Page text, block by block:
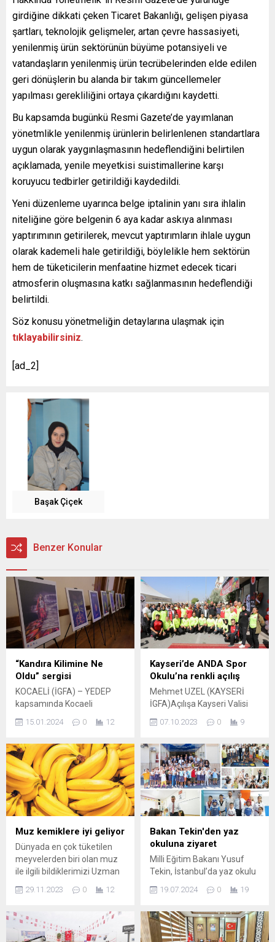
girdiğine dikkati çeken Ticaret Bakanlığı, gelişen piyasa
şartları, teknolojik gelişmeler, artan çevre hassasiyeti,
yenilenmiş ürün sektörünün büyüme potansiyeli ve
vatandaşların yenilenmiş ürün tecrübelerinden elde edilen
geri dönüşlerin bu alanda bir takım güncellemeler
yapılması gerekliliğini ortaya çıkardığını kaydetti.
Bu kapsamda bugünkü Resmi Gazete’de yayımlanan
yönetmlikle yenilenmiş ürünlerin belirlenlenen standartlara
uygun olarak yaygınlaşmasının hedeflendiğini belirtilen
açıklamada, yenile meyetkisi suistimallerine karşı
koruyucu tedbirler getirildiği kaydedildi.
Yeni düzenleme uyarınca belge iptalinin yanı sıra ihlalin
niteliğine göre belgenin 6 aya kadar askıya alınması
yaptırımının getirilerek, mevcut yaptırımların ihlale uygun
olarak kademeli hale getirildiği, böylelikle hem sektörün
hem de tüketicilerin menfaatine hizmet edecek ticari
atmosferin oluşmasına katkı sağlanmasının hedeflendiği
belirtildi.
Söz konusu yönetmeliğin detaylarına ulaşmak için
tıklayabilirsiniz.
[ad_2]
Başak Çiçek
Benzer Konular
“Kandıra Kilimine Ne
Oldu” sergisi
KOCAELİ (İGFA) – YEDEP
kapsamında Kocaeli
Derneği tarafından hayata
Oldu” projesi başarıyla
tamamlandı. Projenin
yazarlığını KBFT üyesi Doç.
Dr. Begüm Savçın
üstlenirken, KBFT Başkanı
Ali Fuat Altın projenin
yürütme kurulu üyeliğini
üstlendi. Projenin odak
noktası olan Kandıra kilimine
vurgu yaparak bölgenin
zenginliklerini koruma...
15.01.2024 0 12
Kayseri’de ANDA Spor
Okulu’na renkli açılış
Mehmet UZEL (KAYSERİ
İGFA)Açılışa Kayseri Valisi
Vali Yardımcısı Ömer Tekeş,
Bülent Karacan, Melikgazi
Belediye Başkanı Mustafa
Palancıoğlu, kamu kurum ve
kuruluşlarının temsilcileri,
Sivil Toplum Kuruluş
temsilcileri ve vatandaşlar
katıldı. Açılışta bir konuşma
yapan Vali Çiçek “6 Şubat’ta
yaşadığımız depremde
Kayseri’nin yağmur olup
yağdığını...
07.10.2023 0 9
Muz kemiklere iyi geliyor
Dünyada en çok tüketilen
meyvelerden biri olan muz
ile ilgili bildiklerimizi Uzman
Budak anlattı. İSTANBUL
Aslıhan Küçük Budak konu
hakkında bilgiler verdi. Muz,
29.11.2023 0 12
Bakan Tekin'den yaz
okuluna ziyaret
Milli Eğitim Bakanı Yusuf
Tekin, İstanbul’da yaz okulu
İSTANBUL (İGFA) – Millî
Beylikdüzü Büyükşehir
İlkokulunda faaliyet
19.07.2024 0 19